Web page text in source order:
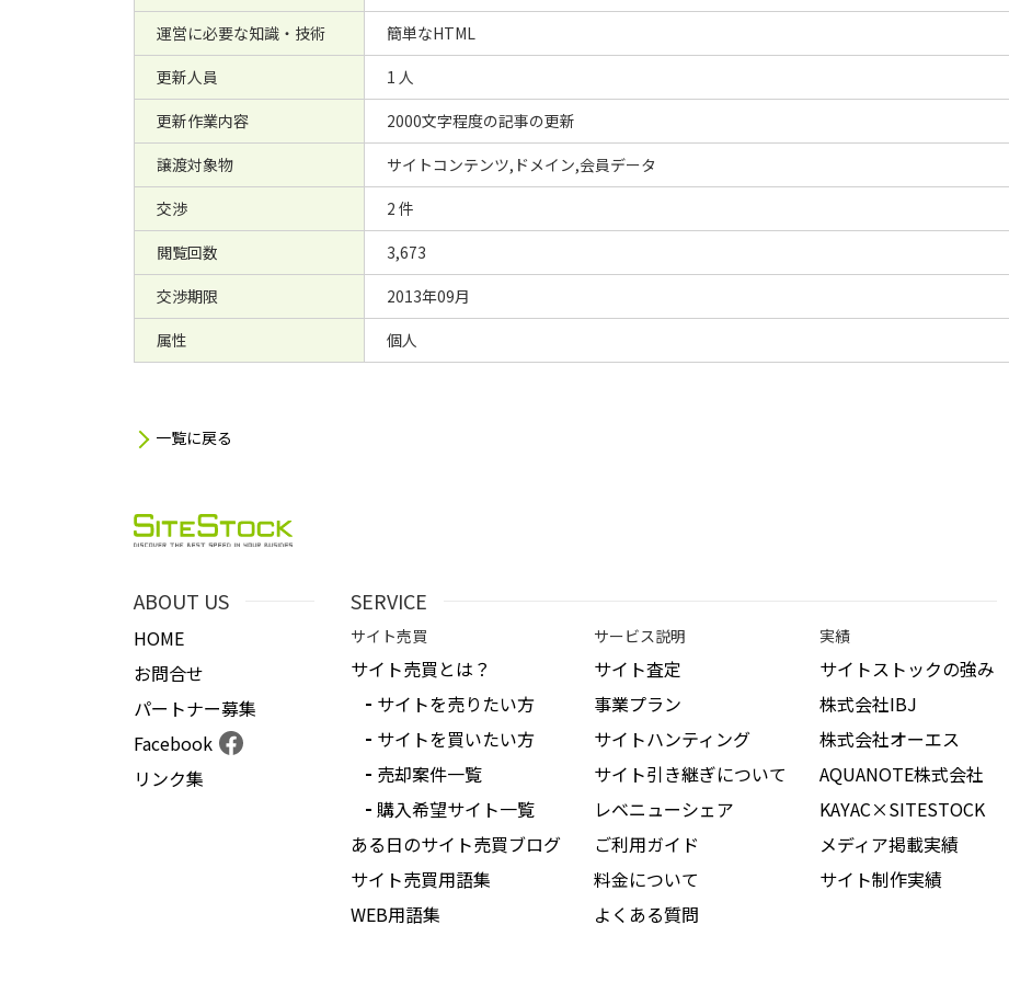
運営に必要な知識・技術
簡単なHTML
更新人員
1 人
更新作業内容
2000文字程度の記事の更新
譲渡対象物
サイトコンテンツ,ドメイン,会員データ
交渉
2 件
閲覧回数
3,673
交渉期限
2013年09月
属性
個人
一覧に戻る
ABOUT US
HOME
お問合せ
パートナー募集
Facebook
リンク集
SERVICE
サイト売買
サイト売買とは？
サイトを売りたい方
サイトを買いたい方
売却案件一覧
購入希望サイト一覧
ある日のサイト売買ブログ
サイト売買用語集
WEB用語集
サービス説明
サイト査定
事業プラン
サイトハンティング
サイト引き継ぎについて
レベニューシェア
ご利用ガイド
料金について
よくある質問
実績
サイトストックの強み
株式会社IBJ
株式会社オーエス
AQUANOTE株式会社
KAYAC×SITESTOCK
メディア掲載実績
サイト制作実績